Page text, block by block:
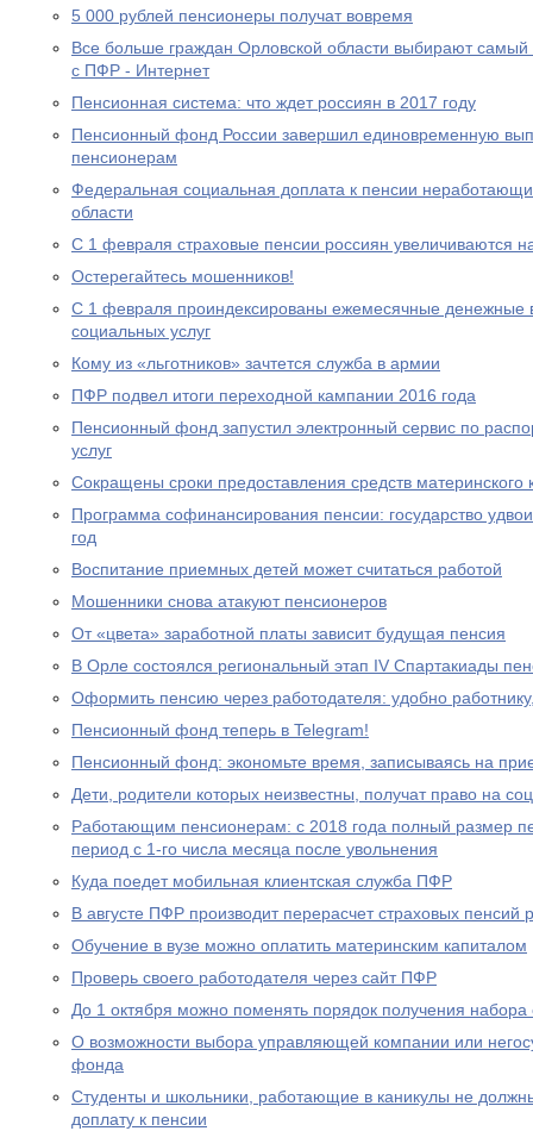
5 000 рублей пенсионеры получат вовремя
Все больше граждан Орловской области выбирают
с ПФР - Интернет
Пенсионная система: что ждет россиян в 2017 году
Пенсионный фонд России завершил единовременную
пенсионерам
Федеральная социальная доплата к пенсии
области
С 1 февраля страховые пенсии россиян увеличиваются
Остерегайтесь мошенников!
С 1 февраля проиндексированы ежемесячные денежные
социальных услуг
Кому из «льготников» зачтется служба в армии
ПФР подвел итоги переходной кампании 2016 года
Пенсионный фонд запустил электронный сервис по
услуг
Сокращены сроки предоставления средств материнского
Программа софинансирования пенсии: государство
год
Воспитание приемных детей может считаться работой
Мошенники снова атакуют пенсионеров
От «цвета» заработной платы зависит будущая пенсия
В Орле состоялся региональный этап IV Спартакиады
Оформить пенсию через работодателя: удобно
Пенсионный фонд теперь в Telegram!
Пенсионный фонд: экономьте время, записываясь на
Дети, родители которых неизвестны, получат право на
Работающим пенсионерам: с 2018 года полный размер
период с 1-го числа месяца после увольнения
Куда поедет мобильная клиентская служба ПФР
В августе ПФР производит перерасчет страховых
Обучение в вузе можно оплатить материнским капиталом
Проверь своего работодателя через сайт ПФР
До 1 октября можно поменять порядок получения набора
О возможности выбора управляющей компании или
фонда
Студенты и школьники, работающие в каникулы не
доплату к пенсии